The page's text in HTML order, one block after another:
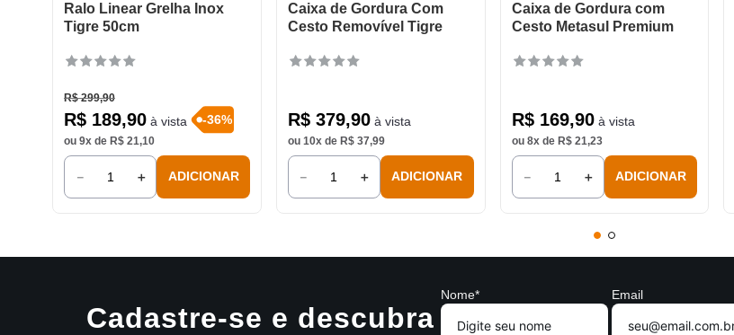
Ralo Linear Grelha Inox
Tigre 50cm
R$ 299,90
R$ 189,90à vista -36%
ou 9x de R$ 21,10
＋
－ ADICIONAR
Caixa de Gordura Com
Cesto Removível Tigre
R$ 379,90à vista
ou 10x de R$ 37,99
＋
－ ADICIONAR
Caixa de Gordura com
Cesto Metasul Premium
R$ 169,90à vista
ou 8x de R$ 21,23
＋
－ ADICIONAR
Cadastre-se e descubra
Nome* Email